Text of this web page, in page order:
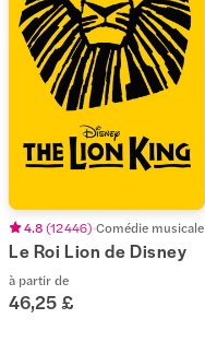
4.8(12 446) Comédie musicale
Le Roi Lion de Disney
à partir de
46,25 £